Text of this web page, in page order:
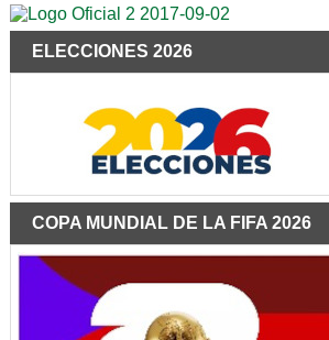
ELECCIONES 2026
COPA MUNDIAL DE LA FIFA 2026